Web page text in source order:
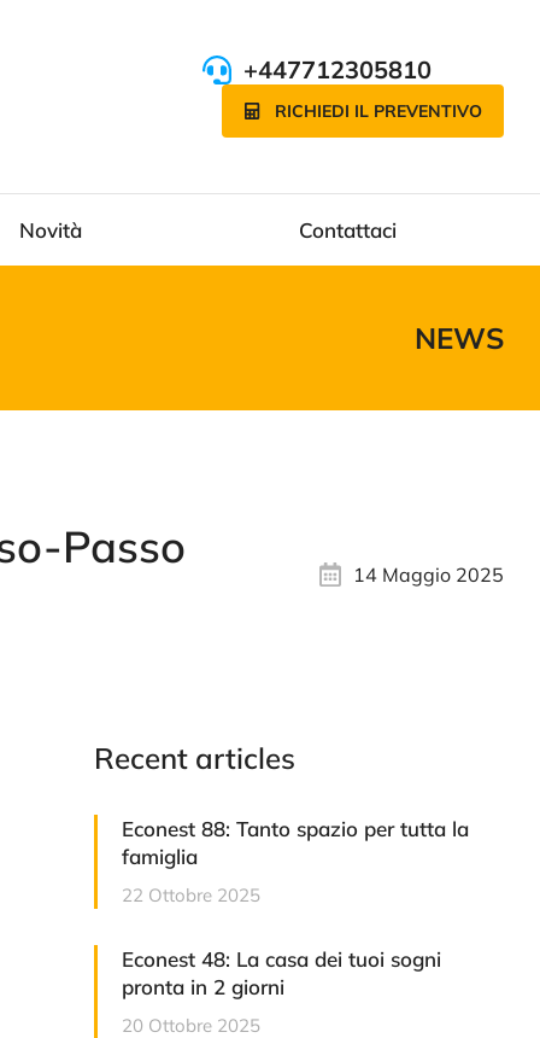
+447712305810
RICHIEDI IL PREVENTIVO
Novità Contattaci
NEWS
Passo
14 Maggio 2025
Recent articles
Econest 88: Tanto spazio per tutta la
famiglia
22 Ottobre 2025
Econest 48: La casa dei tuoi sogni
pronta in 2 giorni
20 Ottobre 2025